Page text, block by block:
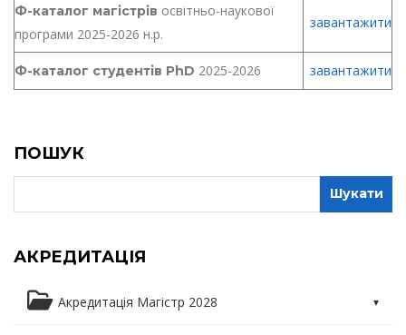
Ф-каталог магістрів освітньо-наукової
програми 2025-2026 н.р.
завантажити
Ф-каталог студентів PhD 2025-2026 завантажити
ПОШУК
АКРЕДИТАЦІЯ
Акредитація Магістр 2028